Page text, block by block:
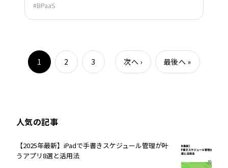
BPaaS
1 2 3 次へ› 最後へ »
人気の記事
【2025年最新】iPadで手書きスケジュール管理が叶
うアプリ8選と活用法